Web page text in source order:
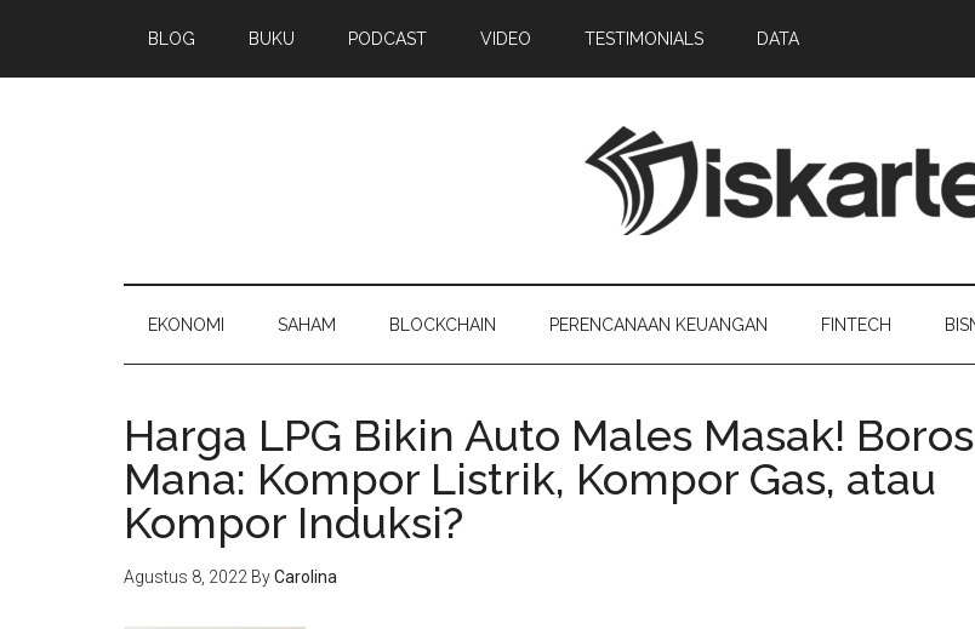
BLOG BUKU PODCAST VIDEO TESTIMONIALS DATA
EKONOMI SAHAM BLOCKCHAIN PERENCANAAN KEUANGAN FINTECH
Harga LPG Bikin Auto Males Masak! Boros
Mana: Kompor Listrik, Kompor Gas, atau
Kompor Induksi?
Agustus 8, 2022 ByCarolina